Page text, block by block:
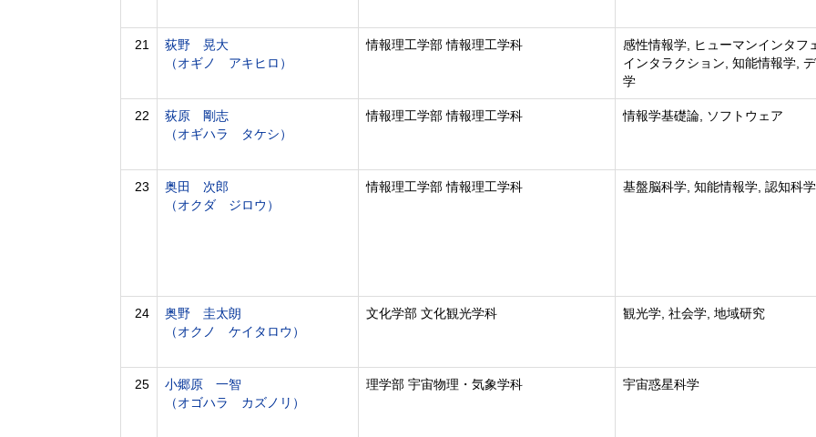
21
荻野 晃大
（オギノ アキヒロ）
情報理工学部 情報理工学科
感性情報学, ヒューマンインタフ
インタラクション, 知能情報学,
学
22
荻原 剛志
（オギハラ タケシ）
情報理工学部 情報理工学科 情報学基礎論, ソフトウェア
23
奥田 次郎
（オクダ ジロウ）
情報理工学部 情報理工学科 基盤脳科学, 知能情報学, 認知科学
24
奥野 圭太朗
（オクノ ケイタロウ）
文化学部 文化観光学科 観光学, 社会学, 地域研究
25
小郷原 一智
（オゴハラ カズノリ）
理学部 宇宙物理・気象学科 宇宙惑星科学